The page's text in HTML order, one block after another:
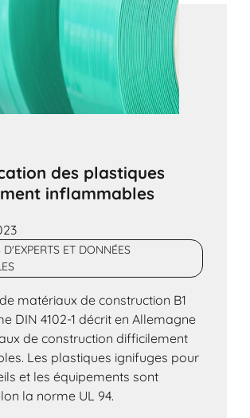
des plastiques
inflammables
D'EXPERTS ET DONNÉES
matériaux de construction B1
DIN 4102-1 décrit en Allemagne
de construction difficilement
Les plastiques ignifuges pour
et les équipements sont
la norme UL 94.